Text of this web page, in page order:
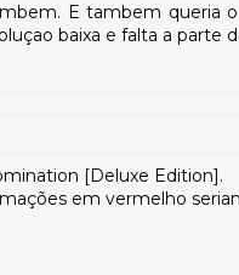
E tambem queria
baixa e falta a parte
[Deluxe Edition].
em vermelho